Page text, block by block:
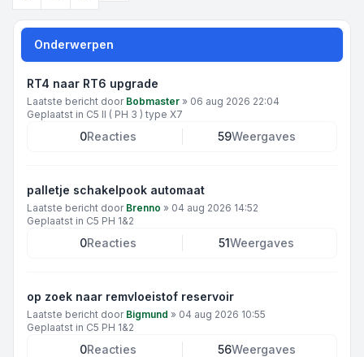
Onderwerpen
RT4 naar RT6 upgrade
Laatste bericht door Bobmaster » 06 aug 2026 22:04
Geplaatst in C5 II ( PH 3 ) type X7
0Reacties 59Weergaves
palletje schakelpook automaat
Laatste bericht door Brenno » 04 aug 2026 14:52
Geplaatst in C5 PH 1&2
0Reacties 51Weergaves
op zoek naar remvloeistof reservoir
Laatste bericht door Bigmund » 04 aug 2026 10:55
Geplaatst in C5 PH 1&2
0Reacties 56Weergaves